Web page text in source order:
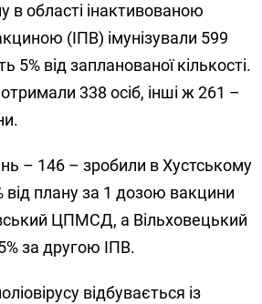
в області інактивованою
(ІПВ) імунізували 599
5% від запланованої кількості.
338 осіб, інші ж 261 –
– 146 – зробили в Хустському
від плану за 1 дозою вакцини
ЦПМСД, а Вільховецький
за другою ІПВ.
відбувається із